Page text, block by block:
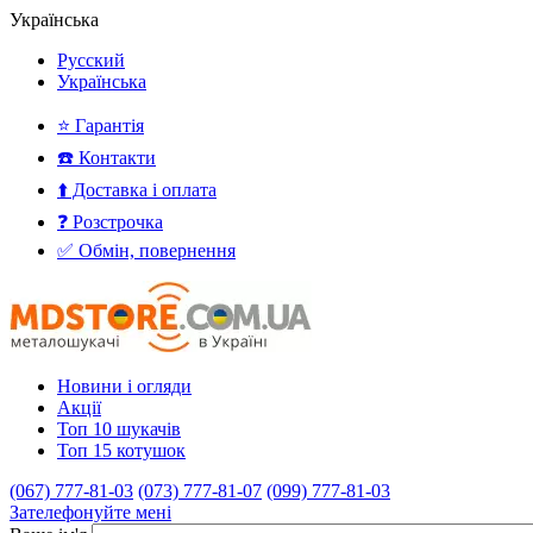
Українська
Русский
Українська
⭐ Гарантія
☎️ Контакти
⬆️ Доставка і оплата
❓ Розстрочка
✅ Обмін, повернення
Новини і огляди
Акції
Топ 10 шукачів
Топ 15 котушок
(067) 777-81-03 (073) 777-81-07 (099) 777-81-03
Зателефонуйте мені